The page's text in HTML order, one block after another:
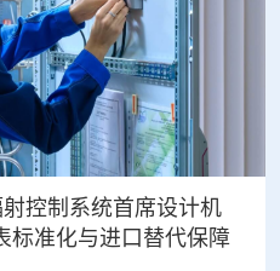
控制系统首席设计机
标准化与进口替代保障